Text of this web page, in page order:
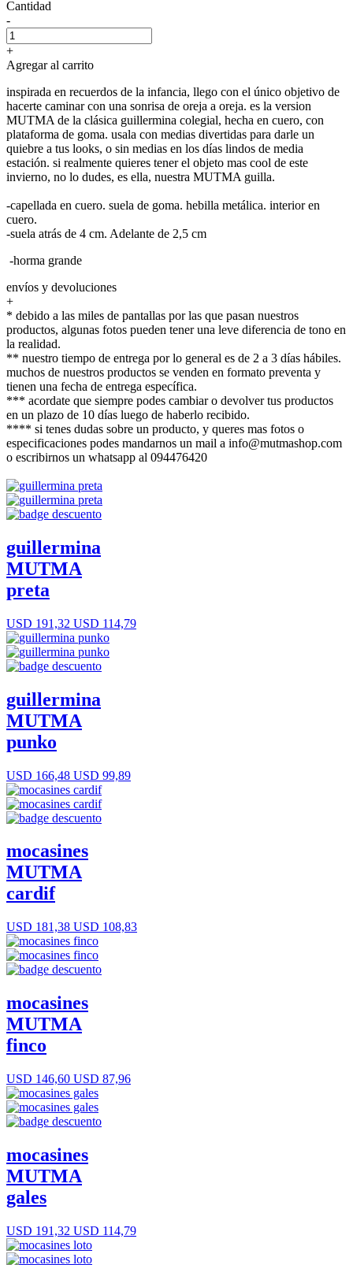
Cantidad
-
+
Agregar al carrito
inspirada en recuerdos de la infancia, llego con el único objetivo de
hacerte caminar con una sonrisa de oreja a oreja. es la version
MUTMA de la clásica guillermina colegial, hecha en cuero, con
plataforma de goma. usala con medias divertidas para darle un
quiebre a tus looks, o sin medias en los días lindos de media
estación. si realmente quieres tener el objeto mas cool de este
invierno, no lo dudes, es ella, nuestra MUTMA guilla.
-capellada en cuero. suela de goma. hebilla metálica. interior en
cuero.
-suela atrás de 4 cm. Adelante de 2,5 cm
-horma grande
envíos y devoluciones
+
* debido a las miles de pantallas por las que pasan nuestros
productos, algunas fotos pueden tener una leve diferencia de tono en
la realidad.
** nuestro tiempo de entrega por lo general es de 2 a 3 días hábiles.
muchos de nuestros productos se venden en formato preventa y
tienen una fecha de entrega específica.
*** acordate que siempre podes cambiar o devolver tus productos
en un plazo de 10 días luego de haberlo recibido.
**** si tenes dudas sobre un producto, y queres mas fotos o
especificaciones podes mandarnos un mail a info@mutmashop.com
o escribirnos un whatsapp al 094476420
guillermina
MUTMA
preta
USD 191,32 USD 114,79
guillermina
MUTMA
punko
USD 166,48 USD 99,89
mocasines
MUTMA
cardif
USD 181,38 USD 108,83
mocasines
MUTMA
finco
USD 146,60 USD 87,96
mocasines
MUTMA
gales
USD 191,32 USD 114,79